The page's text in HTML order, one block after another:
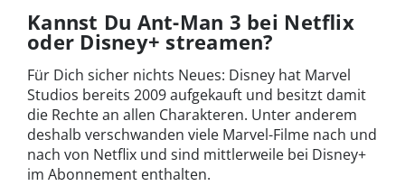
Kannst Du Ant-Man 3 bei Netflix
oder Disney+ streamen?
Für Dich sicher nichts Neues: Disney hat Marvel
Studios bereits 2009 aufgekauft und besitzt damit
die Rechte an allen Charakteren. Unter anderem
deshalb verschwanden viele Marvel-Filme nach und
nach von Netflix und sind mittlerweile bei Disney+
im Abonnement enthalten.